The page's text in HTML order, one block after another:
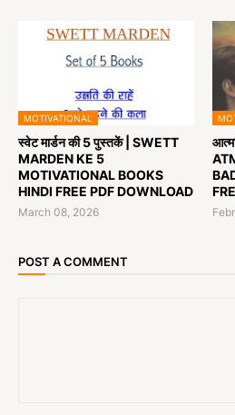
MOTIVATIONAL
स्वेट मार्डन की 5 पुस्तकें | SWETT
MARDEN KE 5
MOTIVATIONAL BOOKS
HINDI FREE PDF DOWNLOAD
March 08, 2026
POST A COMMENT